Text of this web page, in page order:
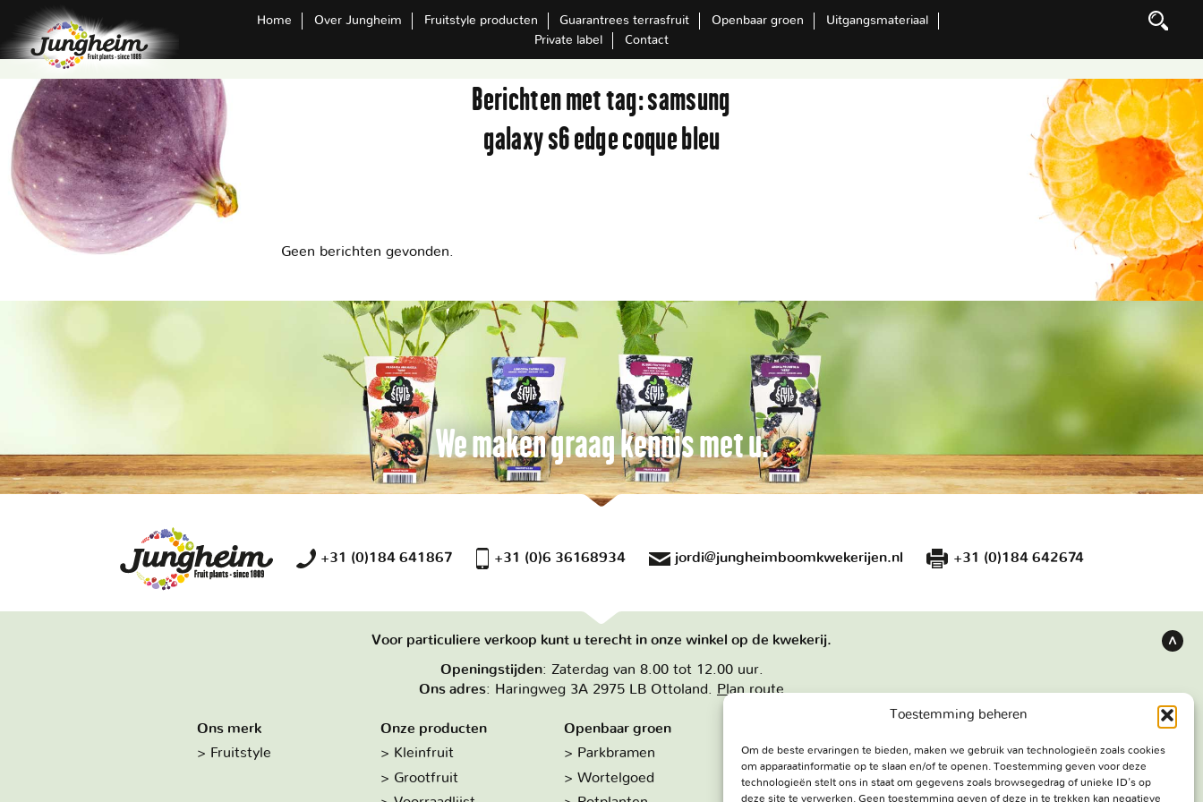
Toestemming beheren
Om de beste ervaringen te bieden, maken we gebruik van technologieën zoals cookies
om apparaatinformatie op te slaan en/of te openen. Toestemming geven voor deze
technologieën stelt ons in staat om gegevens zoals browsegedrag of unieke ID's op
deze site te verwerken. Geen toestemming geven of deze in te trekken kan negatieve
Home Over Jungheim Fruitstyle producten Guarantrees terrasfruit Openbaar groen
Uitgangsmateriaal
Private label
Contact
Berichten met tag:samsung
galaxy s6 edge coque bleu
Geen berichten gevonden.
We maken graag kennis met u.
+31 (0)184 641867 +31 (0)6 36168934 jordi@jungheimboomkwekerijen.nl +31 (0)184 642674
Voor particuliere verkoop kunt u terecht in onze winkel op de kwekerij.
Openingstijden: Zaterdag van 8.00 tot 12.00 uur.
Ons adres: Haringweg 3A 2975 LB Ottoland. Plan route
Ons merk
Fruitstyle
Onze producten
Kleinfruit
Grootfruit
Openbaar groen
Parkbramen
Wortelgoed
Hoe we werken
De kwekerij
Haringweg 3A
2975 LB Ottoland
boven